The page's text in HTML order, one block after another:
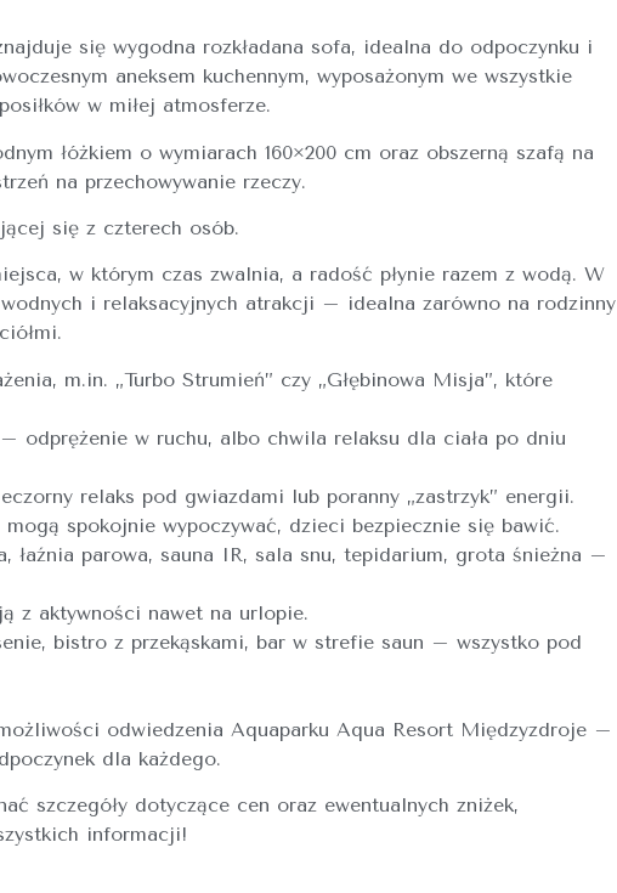
się wygodna rozkładana sofa, idealna do odpoczynku i
aneksem kuchennym, wyposażonym we wszystkie
w miłej atmosferze.
łóżkiem o wymiarach 160×200 cm oraz obszerną szafą na
na przechowywanie rzeczy.
się z czterech osób.
w którym czas zwalnia, a radość płynie razem z wodą. W
i relaksacyjnych atrakcji – idealna zarówno na rodzinny
m.in. „Turbo Strumień” czy „Głębinowa Misja”, które
odprężenie w ruchu, albo chwila relaksu dla ciała po dniu
relaks pod gwiazdami lub poranny „zastrzyk” energii.
spokojnie wypoczywać, dzieci bezpiecznie się bawić.
łaźnia parowa, sauna IR, sala snu, tepidarium, grota śnieżna –
z aktywności nawet na urlopie.
bistro z przekąskami, bar w strefie saun – wszystko pod
odwiedzenia Aquaparku Aqua Resort Międzyzdroje –
dla każdego.
szczegóły dotyczące cen oraz ewentualnych zniżek,
informacji!